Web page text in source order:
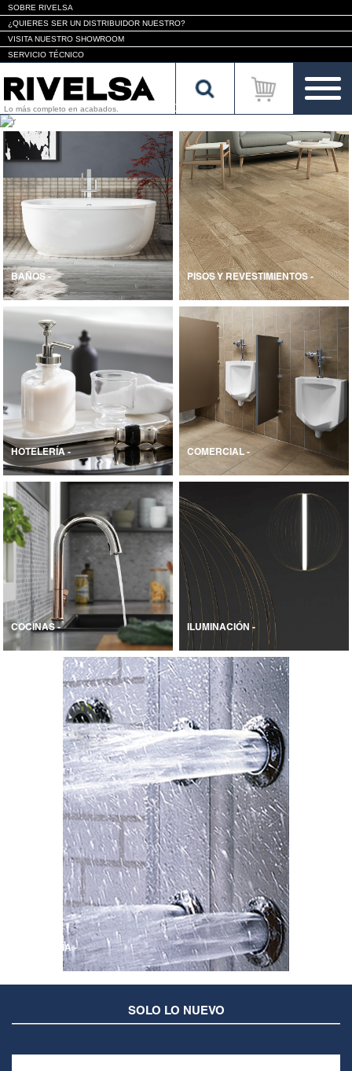
SOBRE RIVELSA
¿QUIERES SER UN DISTRIBUIDOR NUESTRO?
VISITA NUESTRO SHOWROOM
SERVICIO TÉCNICO
Lo más completo en acabados.
BAÑOS - PISOS Y REVESTIMIENTOS -
HOTELERÍA - COMERCIAL -
COCINAS - ILUMINACIÓN -
GASFITERÍA -
SOLO LO NUEVO